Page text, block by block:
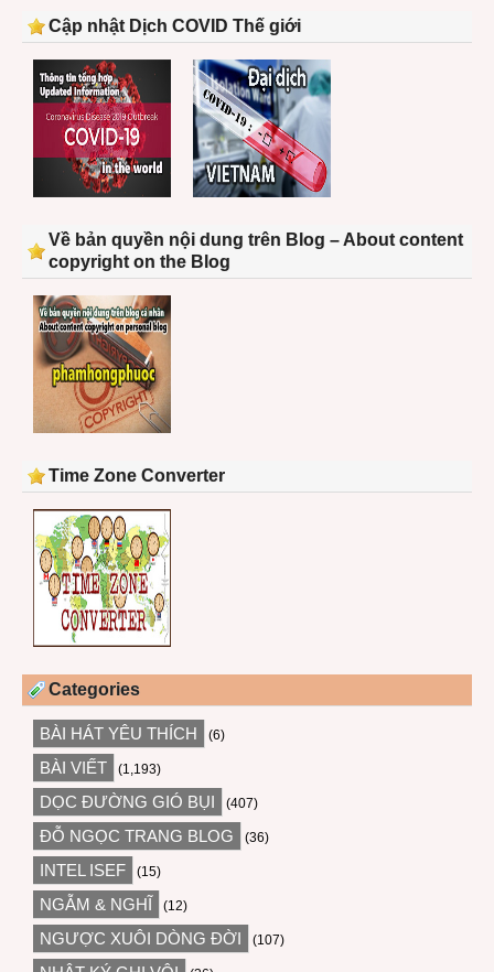
Cập nhật Dịch COVID Thế giới
Về bản quyền nội dung trên Blog – About content
copyright on the Blog
Time Zone Converter
Categories
BÀI HÁT YÊU THÍCH (6)
BÀI VIẾT (1,193)
DỌC ĐƯỜNG GIÓ BỤI (407)
ĐỖ NGỌC TRANG BLOG (36)
INTEL ISEF (15)
NGẪM & NGHĨ (12)
NGƯỢC XUÔI DÒNG ĐỜI (107)